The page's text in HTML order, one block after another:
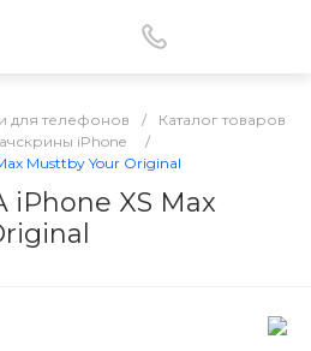
для телефонов /
Каталог товаров
iPhone
/
Musttby Your Original
iPhone XS Max